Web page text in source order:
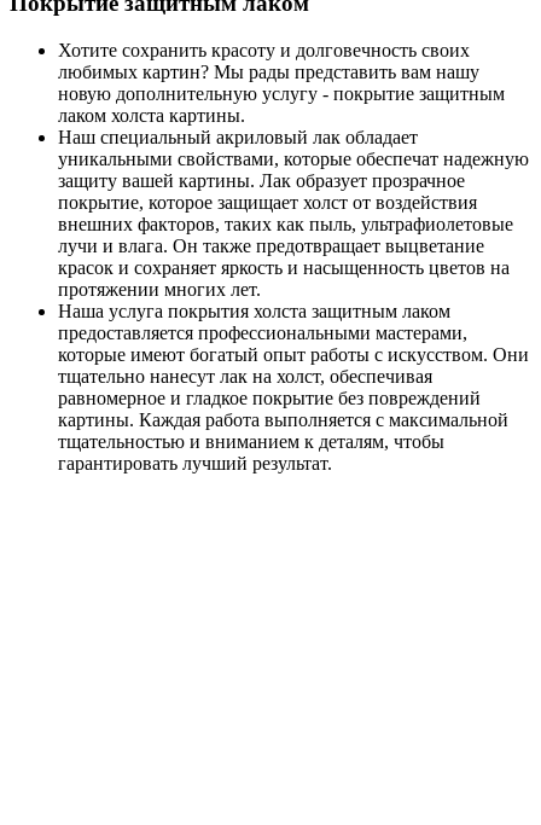
Хотите сохранить красоту и долговечность своих
любимых картин? Мы рады представить вам нашу
новую дополнительную услугу - покрытие защитным
лаком холста картины.
Наш специальный акриловый лак обладает
уникальными свойствами, которые обеспечат надежную
защиту вашей картины. Лак образует прозрачное
покрытие, которое защищает холст от воздействия
внешних факторов, таких как пыль, ультрафиолетовые
лучи и влага. Он также предотвращает выцветание
красок и сохраняет яркость и насыщенность цветов на
протяжении многих лет.
Наша услуга покрытия холста защитным лаком
предоставляется профессиональными мастерами,
которые имеют богатый опыт работы с искусством. Они
тщательно нанесут лак на холст, обеспечивая
равномерное и гладкое покрытие без повреждений
картины. Каждая работа выполняется с максимальной
тщательностью и вниманием к деталям, чтобы
гарантировать лучший результат.